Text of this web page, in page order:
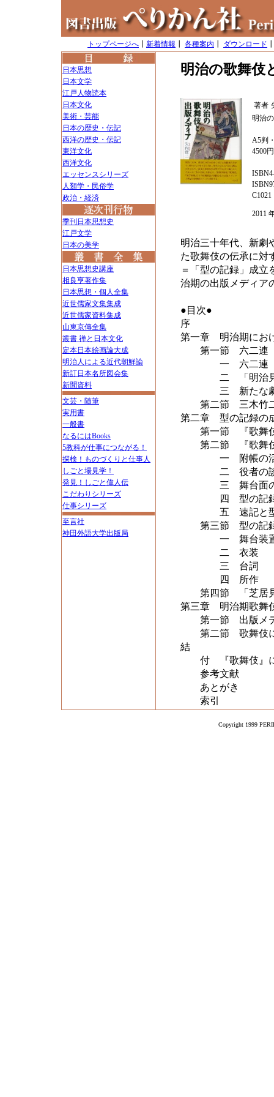
トップページへ 新着情報 各種案内 ダウンロード
日本思想
日本文学
江戸人物読本
日本文化
美術・芸能
日本の歴史・伝記
西洋の歴史・伝記
東洋文化
西洋文化
エッセンスシリーズ
人類学・民俗学
政治・経済
季刊日本思想史
江戸文学
日本の美学
日本思想史講座
相良亨著作集
日本思想・個人全集
近世儒家文集集成
近世儒家資料集成
山東京傳全集
叢書 禅と日本文化
定本日本絵画論大成
明治人による近代朝鮮論
新訂日本名所図会集
新聞資料
文芸・随筆
実用書
一般書
なるにはBooks
5教科が仕事につながる！
探検！ものづくりと仕事人
しごと場見学！
発見！しごと偉人伝
こだわりシリーズ
仕事シリーズ
至言社
神田外語大学出版局
明治の歌舞伎
著者
明治
A5判
4500
C1021
2011
明治三十年代、新劇
た歌舞伎の伝承に対
＝「型の記録」成
治期の出版メディア
●目次●
序
第一章 明治期にお
第一節 六二連『
一 六二連『俳
二 「明治見巧
三 新たな劇
第二節 三木竹
第二章 型の記録の
第一節 『歌舞伎
第二節 『歌舞伎
一 附帳の活
二 役者の談
三 舞台面の描
四 型の記録の
五 速記と型
第三節 型の記録
一 舞台装
二 衣装
三 台詞
四 所作
第四節 「芝居見
第三章 明治期歌舞
第一節 出版メデ
第二節 歌舞伎に
結
付 『歌舞伎』に
参考文献
あとがき
索引
Copyright 1999